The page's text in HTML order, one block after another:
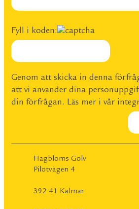
Fyll i koden:
Genom att skicka in denna
att vi använder dina
din förfrågan. Läs mer i vår
Hagbloms Golv
Pilotvägen 4
392 41 Kalmar